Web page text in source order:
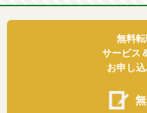
無料
サービス
お申し